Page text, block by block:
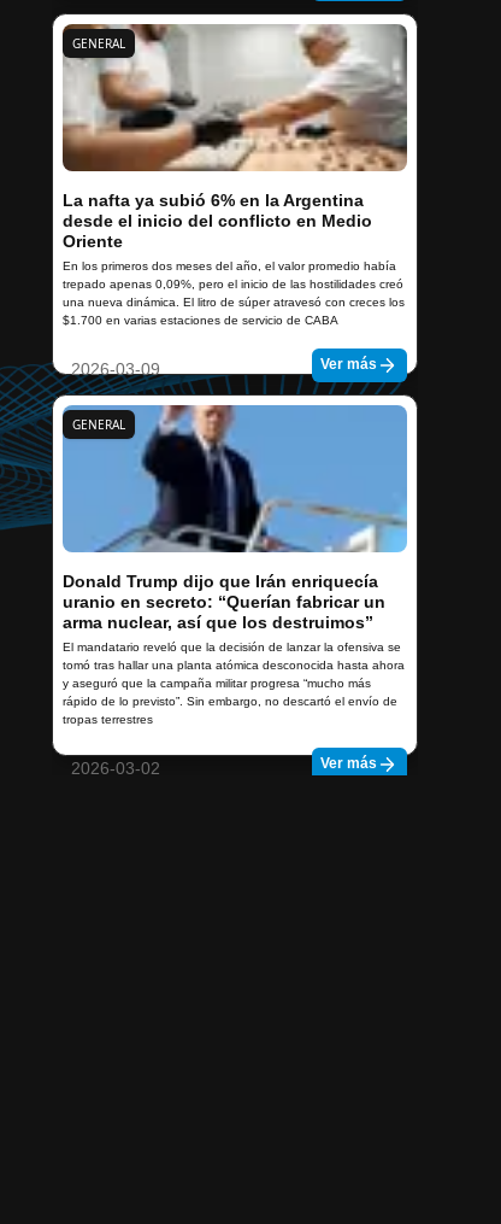
GENERAL
La nafta ya subió 6% en la Argentina
desde el inicio del conflicto en Medio
Oriente
En los primeros dos meses del año, el valor promedio había
trepado apenas 0,09%, pero el inicio de las hostilidades creó
una nueva dinámica. El litro de súper atravesó con creces los
$1.700 en varias estaciones de servicio de CABA
2026-03-09 Ver más
GENERAL
Donald Trump dijo que Irán enriquecía
uranio en secreto: “Querían fabricar un
arma nuclear, así que los destruimos”
El mandatario reveló que la decisión de lanzar la ofensiva se
tomó tras hallar una planta atómica desconocida hasta ahora
y aseguró que la campaña militar progresa “mucho más
rápido de lo previsto”. Sin embargo, no descartó el envío de
tropas terrestres
2026-03-02 Ver más